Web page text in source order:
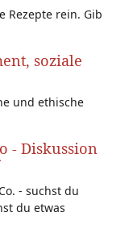
Rezepte rein. Gib
soziale
und ethische
- Diskussion
- suchst du
du etwas